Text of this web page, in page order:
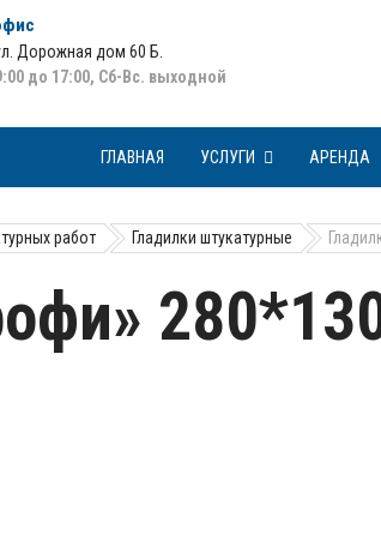
Дорожная дом 60 Б
до 17:00, Сб-Вс. выходной
ГЛАВНАЯ УСЛУГИ АРЕНДА
работ Гладилки штукатурные